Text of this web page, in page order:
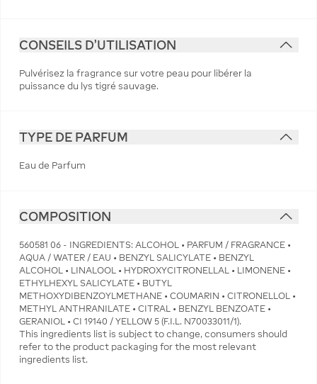
CONSEILS D'UTILISATION
Pulvérisez la fragrance sur votre peau pour libérer la
puissance du lys tigré sauvage.
TYPE DE PARFUM
Eau de Parfum
COMPOSITION
560581 06 - INGREDIENTS: ALCOHOL • PARFUM / FRAGRANCE •
AQUA / WATER / EAU • BENZYL SALICYLATE • BENZYL
ALCOHOL • LINALOOL • HYDROXYCITRONELLAL • LIMONENE •
ETHYLHEXYL SALICYLATE • BUTYL
METHOXYDIBENZOYLMETHANE • COUMARIN • CITRONELLOL •
METHYL ANTHRANILATE • CITRAL • BENZYL BENZOATE •
GERANIOL • CI 19140 / YELLOW 5 (F.I.L. N70033011/1).
This ingredients list is subject to change, consumers should
refer to the product packaging for the most relevant
ingredients list.